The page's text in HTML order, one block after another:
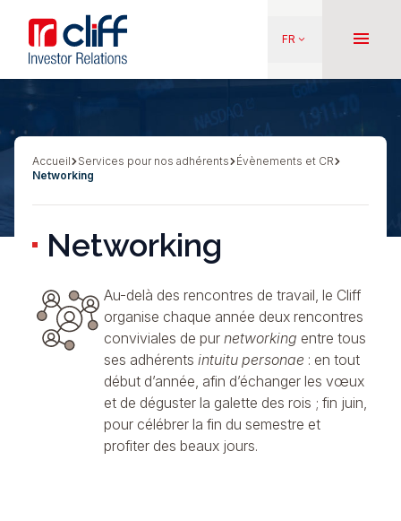
contenu
principal
Aller directement au contenu
FR keyboard_arrow_down menu
Fil
Accueil Services pour nos adhérents
Évènements et CR
Networking
Networking
Au-delà des rencontres de travail, le Cliff
organise chaque année deux rencontres
conviviales de pur networking entre tous
ses adhérents intuitu personae : en tout
début d’année, afin d’échanger les vœux
et de déguster la galette des rois ; fin juin,
pour célébrer la fin du semestre et
profiter des beaux jours.